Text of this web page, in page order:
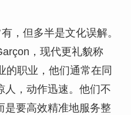
，但多半是文化误解。
，现代更礼貌称
的职业，他们通常在同
人，动作迅速。他们不
是要高效精准地服务整